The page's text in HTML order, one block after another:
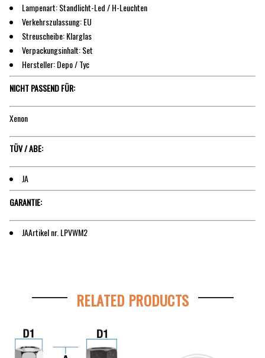
Lampenart: Standlicht-Led / H-Leuchten
Verkehrszulassung: EU
Streuscheibe: Klarglas
Verpackungsinhalt: Set
Hersteller: Depo / Tyc
NICHT PASSEND FÜR:
Xenon
TÜV / ABE:
JA
GARANTIE:
JAArtikel nr. LPVWM2
RELATED PRODUCTS